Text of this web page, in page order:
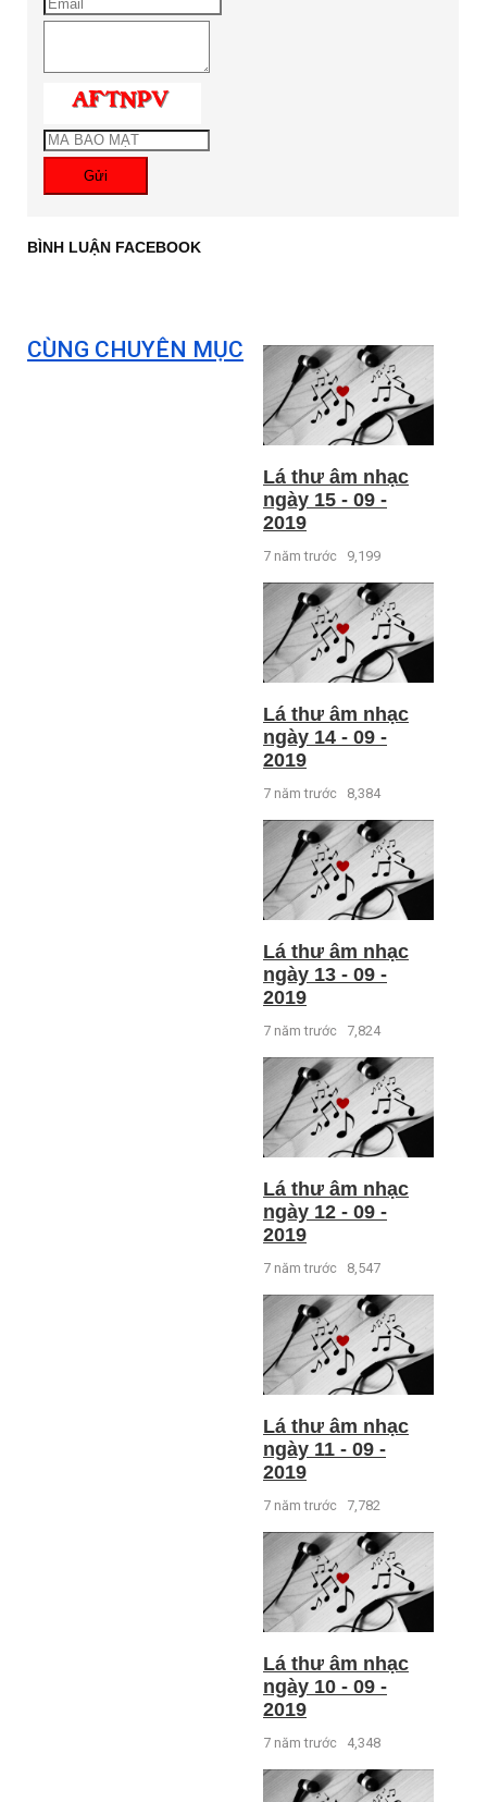
Gửi
BÌNH LUẬN FACEBOOK
CÙNG CHUYÊN MỤC
Lá thư âm nhạc
ngày 15 - 09 -
2019
7 năm trước 9,199
Lá thư âm nhạc
ngày 14 - 09 -
2019
7 năm trước 8,384
Lá thư âm nhạc
ngày 13 - 09 -
2019
7 năm trước 7,824
Lá thư âm nhạc
ngày 12 - 09 -
2019
7 năm trước 8,547
Lá thư âm nhạc
ngày 11 - 09 -
2019
7 năm trước 7,782
Lá thư âm nhạc
ngày 10 - 09 -
2019
7 năm trước 4,348